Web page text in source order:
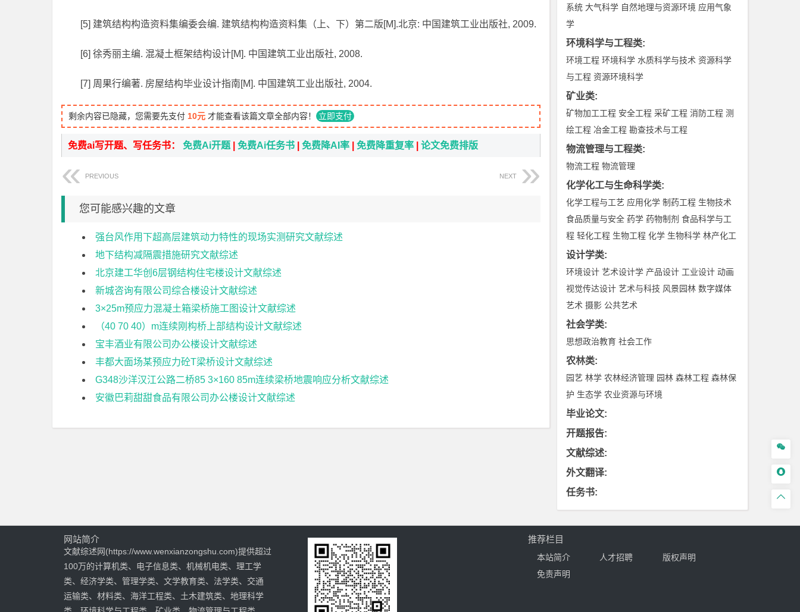
[5] 建筑结构构造资料集编委会编. 建筑结构构造资料集（上、下）第二版[M].北京: 中国建筑工业出版社, 2009.
[6] 徐秀丽主编. 混凝土框架结构设计[M]. 中国建筑工业出版社, 2008.
[7] 周果行编著. 房屋结构毕业设计指南[M]. 中国建筑工业出版社, 2004.
剩余内容已隐藏，您需要先支付 10元 才能查看该篇文章全部内容！ 立即支付
免费ai写开题、写任务书： 免费Ai开题 免费Ai任务书 免费降AI率 免费降重复率 论文免费排版
PREVIOUS NEXT
您可能感兴趣的文章
强台风作用下超高层建筑动力特性的现场实测研究文献综述
地下结构减隔震措施研究文献综述
北京建工华创6层钢结构住宅楼设计文献综述
新城咨询有限公司综合楼设计文献综述
3×25m预应力混凝土箱梁桥施工图设计文献综述
（40 70 40）m连续刚构桥上部结构设计文献综述
宝丰酒业有限公司办公楼设计文献综述
丰都大面场某预应力砼T梁桥设计文献综述
G348沙洋汉江公路二桥85 3×160 85m连续梁桥地震响应分析文献综述
安徽巴莉甜甜食品有限公司办公楼设计文献综述
系统 大气科学 自然地理与资源环境 应用气象
学
环境科学与工程类:
环境工程 环境科学 水质科学与技术 资源科学
与工程 资源环境科学
矿业类:
矿物加工工程 安全工程 采矿工程 消防工程 测
绘工程 冶金工程 勘查技术与工程
物流管理与工程类:
物流工程 物流管理
化学化工与生命科学类:
化学工程与工艺 应用化学 制药工程 生物技术
食品质量与安全 药学 药物制剂 食品科学与工
程 轻化工程 生物工程 化学 生物科学 林产化工
设计学类:
环境设计 艺术设计学 产品设计 工业设计 动画
视觉传达设计 艺术与科技 风景园林 数字媒体
艺术 摄影 公共艺术
社会学类:
思想政治教育 社会工作
农林类:
园艺 林学 农林经济管理 园林 森林工程 森林保
护 生态学 农业资源与环境
毕业论文:
开题报告:
文献综述:
外文翻译:
任务书:



网站简介
文献综述网(https://www.wenxianzongshu.com)提供超过
100万的计算机类、电子信息类、机械机电类、理工学
类、经济学类、管理学类、文学教育类、法学类、交通
运输类、材料类、海洋工程类、土木建筑类、地理科学
推荐栏目
本站简介 人才招聘
版权声明
免责声明